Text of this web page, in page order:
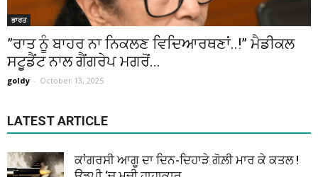
ਭਾਰਤ
”ਰਾਤ ਨੂੰ ਬਾਹਰ ਨਾ ਨਿਕਲਣ ਵਿਦਿਆਰਥਣਾਂ..!” ਮੈਡੀਕਲ
ਸਟੂਡੈਂਟ ਨਾਲ ਗੈਂਗਰੇਪ ਮਗਰੋਂ...
goldy - October 13, 2025
LATEST ARTICLE
ਕਾਂਗਰਸੀ ਆਗੂ ਦਾ ਦਿਨ-ਦਿਹਾੜੇ ਗੋਲ਼ੀ ਮਾਰ ਕੇ ਕਤਲ !